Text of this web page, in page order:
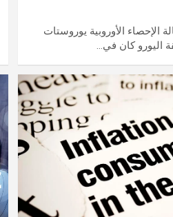
الإحصاء الأوروبية يوروستات
اليورو كان في…